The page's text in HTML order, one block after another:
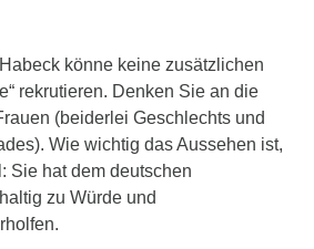
könne keine zusätzlichen
rekrutieren. Denken Sie an die
(beiderlei Geschlechts und
Wie wichtig das Aussehen ist,
Sie hat dem deutschen
zu Würde und